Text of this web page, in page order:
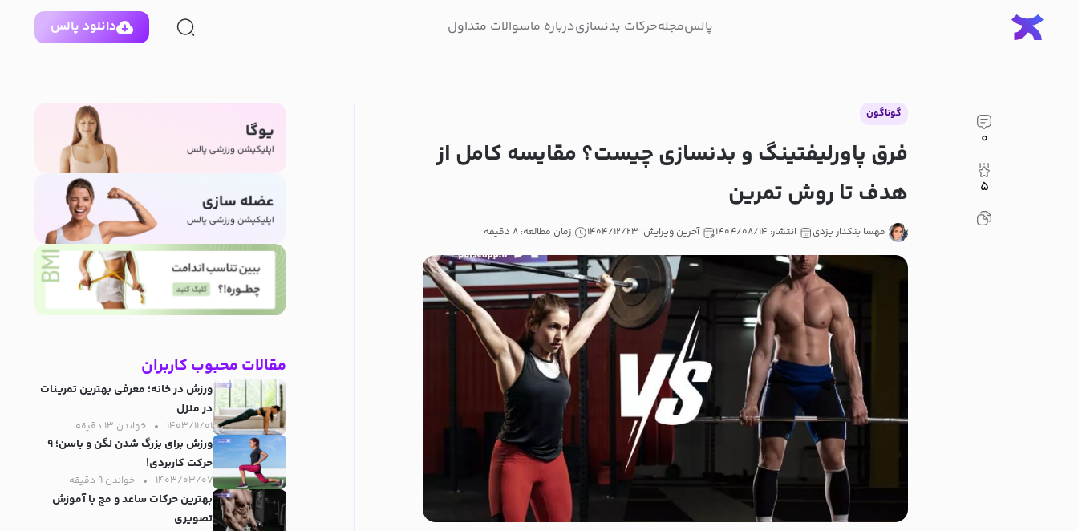
پالسمجلهحرکات بدنسازیدرباره ماسوالات متداول دانلود پالس
۰
۵
گوناگون
فرق پاورلیفتینگ و بدنسازی چیست؟ مقایسه کامل از
هدف تا روش تمرین
مهسا بنکدار یزدی انتشار: ۱۴۰۴/۰۸/۱۴ آخرین ویرایش: ۱۴۰۴/۱۲/۲۳ زمان مطالعه: ۸ دقیقه
مقالات محبوب کاربران
ورزش در خانه؛ معرفی بهترین تمرینات
در منزل
۱۴۰۳/۱۱/۰۱ خواندن ۱۳ دقیقه‌
ورزش برای بزرگ شدن لگن و باسن؛ ۹
حرکت کاربردی!
۱۴۰۳/۰۳/۰۷ خواندن ۹ دقیقه‌
بهترین حرکات ساعد و مچ با آموزش
تصویری